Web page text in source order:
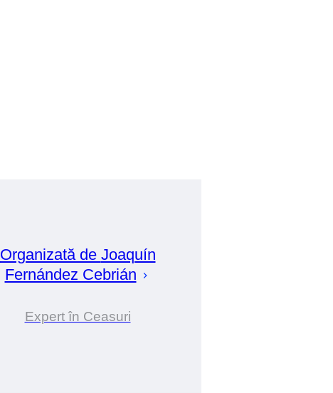
Organizată de Joaquín
Fernández Cebrián
Expert în Ceasuri